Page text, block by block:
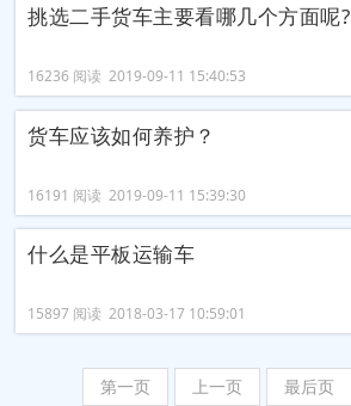
挑选二手货车主要看哪几个方面呢?
16236 阅读 2019-09-11 15:40:53
货车应该如何养护？
16191 阅读 2019-09-11 15:39:30
什么是平板运输车
15897 阅读 2018-03-17 10:59:01
第一页 上一页 最后页